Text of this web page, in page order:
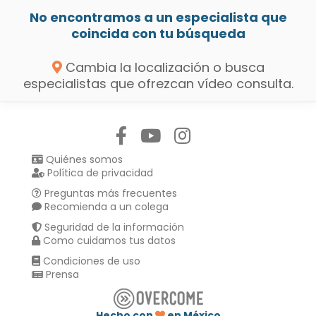
No encontramos a un especialista que
coincida con tu búsqueda
Cambia la localización o busca
especialistas que ofrezcan vídeo consulta.
Quiénes somos
Política de privacidad
Preguntas más frecuentes
Recomienda a un colega
Seguridad de la información
Como cuidamos tus datos
Condiciones de uso
Prensa